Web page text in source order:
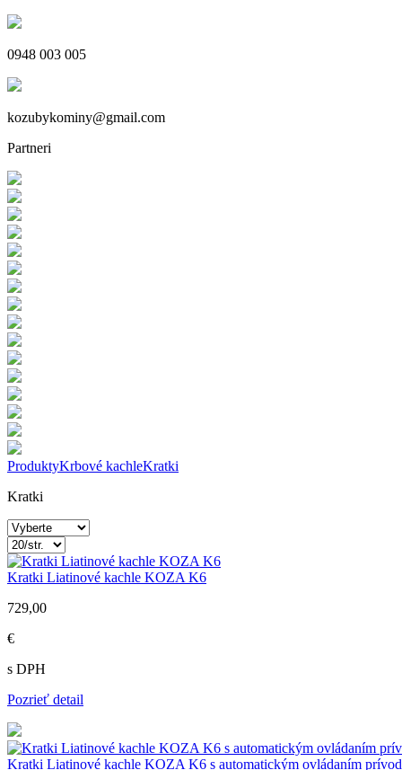
0948 003 005
kozubykominy@gmail.com
Partneri
ProduktyKrbové kachleKratki
Kratki
Kratki Liatinové kachle KOZA K6
729,00
€
s DPH
Pozrieť detail
Kratki Liatinové kachle KOZA K6 s automatickým ovládaním